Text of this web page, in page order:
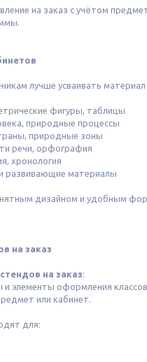
на заказ с учётом
лучше усваивать
фигуры, таблицы
природные процессы
природные зоны
речи, орфография
хронология
развивающие материалы
дизайном и удобным
на заказ
на заказ:
элементы оформления
или кабинет.
для: